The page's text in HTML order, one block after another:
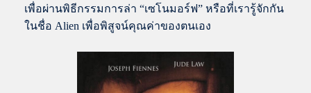
เพื่อผ่านพิธีกรรมการล่า “เซโนมอร์ฟ” หรือที่เรารู้จักกัน
ในชื่อ Alien เพื่อพิสูจน์คุณค่าของตนเอง